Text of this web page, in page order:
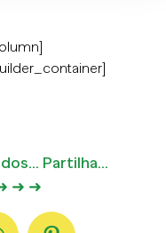
Partilha...
➜ ➜